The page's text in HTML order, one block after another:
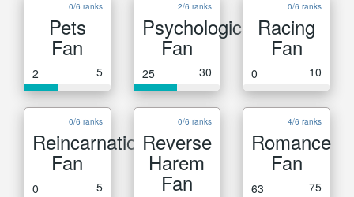
0/6 ranks
Pets
Fan
2 5
2/6 ranks
Psychological
Fan
25 30
0/6 ranks
Racing
Fan
0 10
0/6 ranks
Reincarnation
Fan
0 5
0/6 ranks
Reverse
Harem
Fan
4/6 ranks
Romance
Fan
63 75